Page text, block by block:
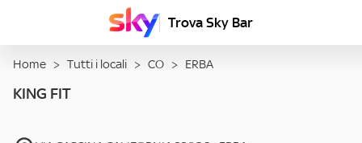
Trova Sky Bar
Home > Tutti i locali > CO > ERBA
KING FIT